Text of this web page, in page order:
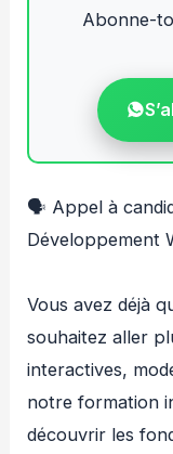
Abonne-
🗣 Appel à
Développement
Vous avez déjà
souhaitez aller
interactives,
notre formation
découvrir les